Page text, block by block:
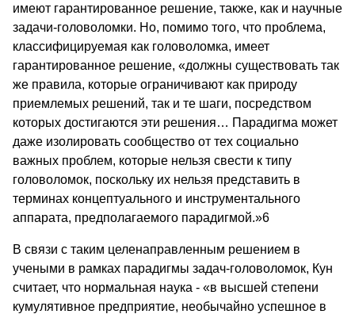
имеют гарантированное решение, также, как и научные
задачи-головоломки. Но, помимо того, что проблема,
классифицируемая как голово­ломка, имеет
гарантированное решение, «должны существовать так
же пра­вила, которые ограничивают как природу
приемлемых решений, так и те шаги, посредством
которых достигаются эти решения… Парадигма может
даже изолировать сообщество от тех социально
важных проблем, которые нельзя свести к типу
головоломок, поскольку их нельзя представить в
терми­нах концептуального и инструментального
аппарата, предполагаемого пара­дигмой.»6
В связи с таким целенаправленным решением в
учеными в рамках па­радигмы задач-головоломок, Кун
считает, что нормальная наука - «в высшей степени
кумулятивное предприятие, необычайно успешное в